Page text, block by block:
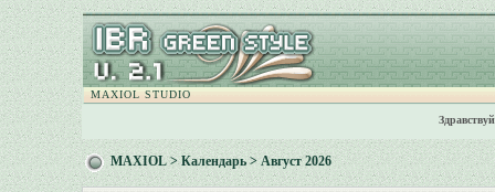
MAXIOL STUDIO
MAXIOL>Календарь> Август 2026